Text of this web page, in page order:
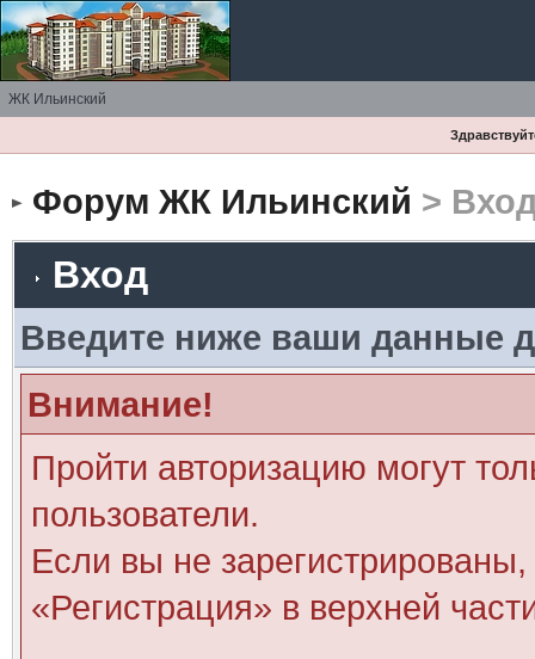
ЖК Ильинский
Форум ЖК Ильинский >
Вход
Введите ниже ваши данные
Внимание!
Пройти авторизацию могут
пользователи.
Если вы не
«Регистрация» в верхней